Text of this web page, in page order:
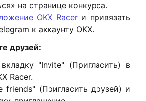
на странице конкурса.
OKX Racerи привязать
к аккаунту OKX.
друзей:
"Invite" (Пригласить) в
Racer.
friends" (Пригласить друзей) и